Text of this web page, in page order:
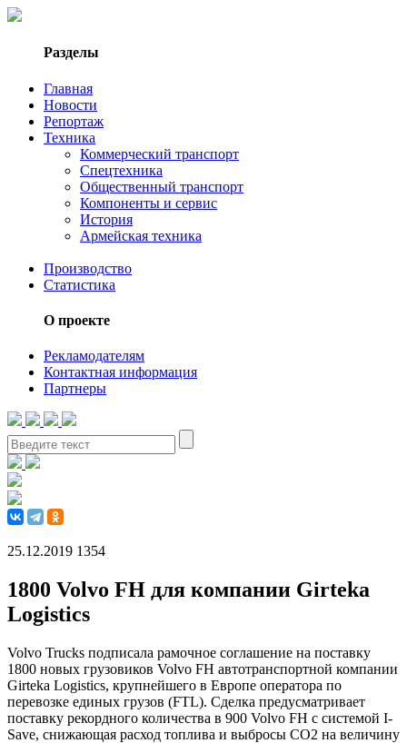
Разделы
Главная
Новости
Репортаж
Техника
Коммерческий транспорт
Спецтехника
Общественный транспорт
Компоненты и сервис
История
Армейская техника
Производство
Статистика
О проекте
Рекламодателям
Контактная информация
Партнеры
25.12.2019 1354
1800 Volvo FH для компании Girteka
Logistics
Volvo Trucks подписала рамочное соглашение на поставку
1800 новых грузовиков Volvo FH автотранспортной компании
Girteka Logistics, крупнейшего в Европе оператора по
перевозке единых грузов (FTL). Сделка предусматривает
поставку рекордного количества в 900 Volvo FH с системой I-
Save, снижающая расход топлива и выбросы CO2 на величину